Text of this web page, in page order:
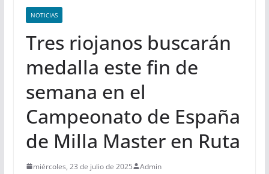
NOTICIAS
Tres riojanos buscarán
medalla este fin de
semana en el
Campeonato de España
de Milla Master en Ruta
miércoles, 23 de julio de 2025 Admin